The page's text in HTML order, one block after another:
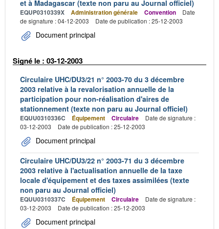
et à Madagascar (texte non paru au Journal officiel)
EQUP0310339X Administration générale Convention
Date
de signature : 04-12-2003
Date de publication : 25-12-2003
Document principal
Signé le : 03-12-2003
Circulaire UHC/DU3/21 n° 2003-70 du 3 décembre
2003 relative à la revalorisation annuelle de la
participation pour non-réalisation d'aires de
stationnement (texte non paru au Journal officiel)
EQUU0310336C Équipement Circulaire
Date de signature :
03-12-2003
Date de publication : 25-12-2003
Document principal
Circulaire UHC/DU3/22 n° 2003-71 du 3 décembre
2003 relative à l'actualisation annuelle de la taxe
locale d'équipement et des taxes assimilées (texte
non paru au Journal officiel)
EQUU0310337C Équipement Circulaire
Date de signature :
03-12-2003
Date de publication : 25-12-2003
Document principal